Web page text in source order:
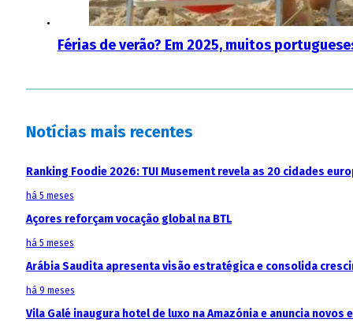
Férias de verão? Em 2025, muitos
Notícias mais recentes
Ranking Foodie 2026: TUI Musement revela as 20 cidades
há 5 meses
Açores reforçam vocação global na BTL
há 5 meses
Arábia Saudita apresenta visão estratégica e consolida
há 9 meses
Vila Galé inaugura hotel de luxo na Amazónia e anuncia